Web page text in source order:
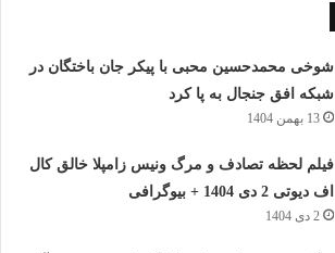
شوخی محمدحسین محبی با پیکر جان باختگان در
شبکه افق جنجال به پا کرد
13 بهمن 1404
فیلم لحظه تصادف و مرگ ونیس زامپلا خالق کال
اف دیوتی 2 دی 1404 + بیوگرافی
2 دی 1404